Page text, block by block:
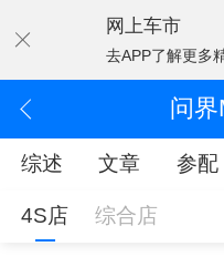
网上车市
去APP了解更多
问
综述 文章 参配
4S店 综合店